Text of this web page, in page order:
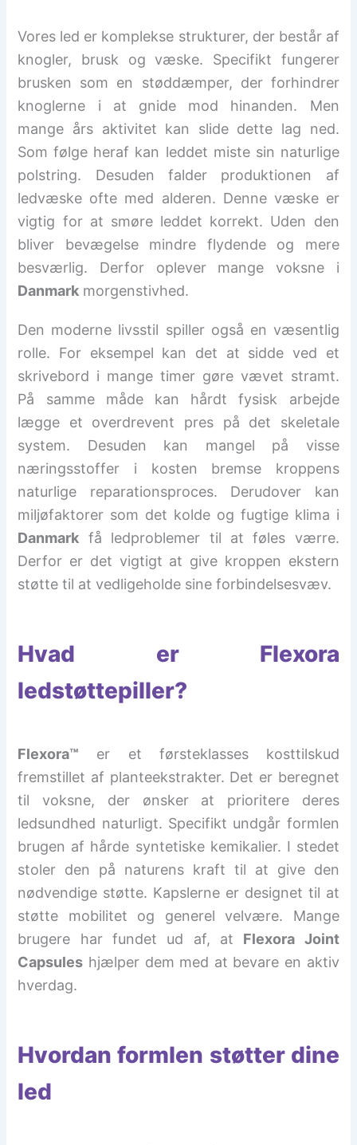
Vores led er komplekse strukturer, der består af
knogler, brusk og væske. Specifikt fungerer
brusken som en støddæmper, der forhindrer
knoglerne i at gnide mod hinanden. Men
mange års aktivitet kan slide dette lag ned.
Som følge heraf kan leddet miste sin naturlige
polstring. Desuden falder produktionen af
ledvæske ofte med alderen. Denne væske er
vigtig for at smøre leddet korrekt. Uden den
bliver bevægelse mindre flydende og mere
besværlig. Derfor oplever mange voksne i
Danmark morgenstivhed.
Den moderne livsstil spiller også en væsentlig
rolle. For eksempel kan det at sidde ved et
skrivebord i mange timer gøre vævet stramt.
På samme måde kan hårdt fysisk arbejde
lægge et overdrevent pres på det skeletale
system. Desuden kan mangel på visse
næringsstoffer i kosten bremse kroppens
naturlige reparationsproces. Derudover kan
miljøfaktorer som det kolde og fugtige klima i
Danmark få ledproblemer til at føles værre.
Derfor er det vigtigt at give kroppen ekstern
støtte til at vedligeholde sine forbindelsesvæv.
Hvad er Flexora
ledstøttepiller?
Flexora™ er et førsteklasses kosttilskud
fremstillet af planteekstrakter. Det er beregnet
til voksne, der ønsker at prioritere deres
ledsundhed naturligt. Specifikt undgår formlen
brugen af hårde syntetiske kemikalier. I stedet
stoler den på naturens kraft til at give den
nødvendige støtte. Kapslerne er designet til at
støtte mobilitet og generel velvære. Mange
brugere har fundet ud af, at Flexora Joint
Capsules hjælper dem med at bevare en aktiv
hverdag.
Hvordan formlen støtter dine
led